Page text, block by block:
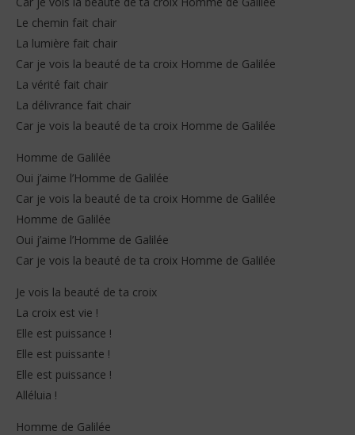
Le chemin fait chair
La lumière fait chair
Car je vois la beauté de ta croix Homme de Galilée
La vérité fait chair
La délivrance fait chair
Car je vois la beauté de ta croix Homme de Galilée
Homme de Galilée
Oui j’aime l’Homme de Galilée
Car je vois la beauté de ta croix Homme de Galilée
Homme de Galilée
Oui j’aime l’Homme de Galilée
Car je vois la beauté de ta croix Homme de Galilée
Je vois la beauté de ta croix
La croix est vie !
Elle est puissance !
Elle est puissante !
Elle est puissance !
Alléluia !
Homme de Galilée